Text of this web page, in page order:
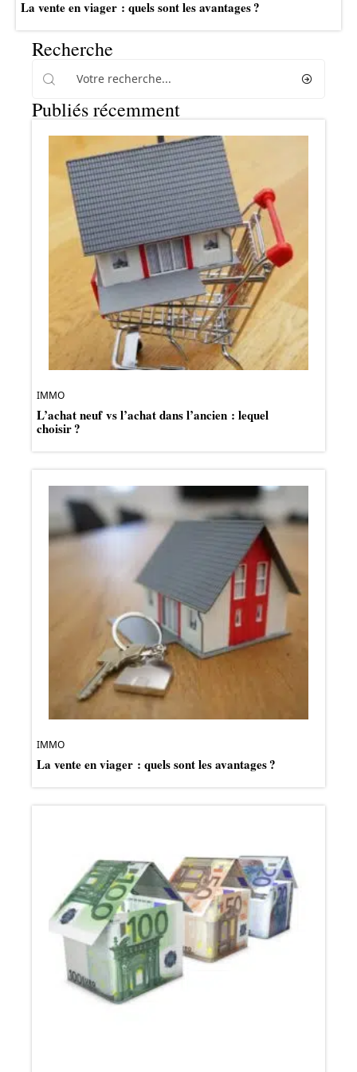
La vente en viager : quels sont les avantages ?
Recherche
Publiés récemment
IMMO
L’achat neuf vs l’achat dans l’ancien : lequel
choisir ?
IMMO
La vente en viager : quels sont les avantages ?